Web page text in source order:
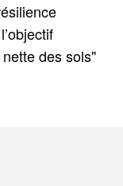
des sols"